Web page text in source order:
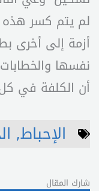
لم يتم كسر
أزمة إلى أخرى
نفسها
أن الكلفة في
الإحباط,
شارك المقال